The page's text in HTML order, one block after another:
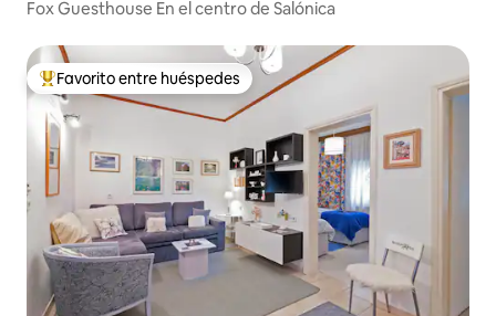
Fox Guesthouse En el centro de Salónica
Favorito entre huéspedes preferido
Favorito entre huéspedes